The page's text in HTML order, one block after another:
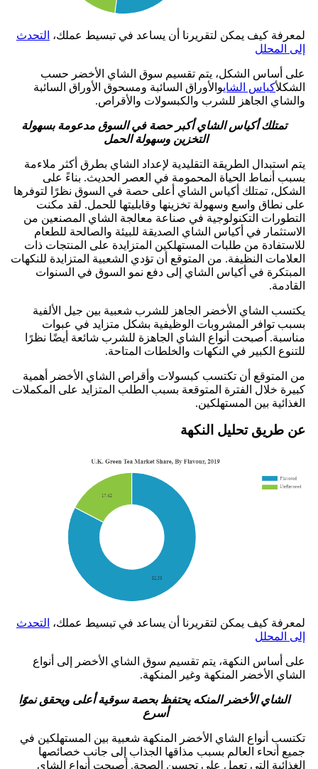
لمعرفة كيف يمكن لتقريرنا أن يساعد في تبسيط عملك،التحدث
إلى المحلل
على أساس الشكل، يتم تقسيم سوق الشاي الأخضر حسب
الشكلأكياس الشايوالأوراق السائبة ومسحوق الأوراق السائبة
والشاي الجاهز للشرب والكبسولات والأقراص.
تمتلك أكياس الشاي أكبر حصة في السوق مدعومة بسهولة
التخزين وسهولة الحمل
يتم استبدال الطريقة التقليدية لإعداد الشاي بطرق أكثر ملاءمة
بسبب أنماط الحياة المحمومة في العصر الحديث. بناءً على
الشكل، تمتلك أكياس الشاي أعلى حصة في السوق نظرًا لتوفرها
على نطاق واسع وسهولة تخزينها وقابليتها للحمل. لقد مكنت
التطورات التكنولوجية في صناعة معالجة الشاي المصنعين من
الاستثمار في أكياس الشاي الصديقة للبيئة والصالحة للطعام
للاستفادة من طلبات المستهلكين المتزايدة على المنتجات ذات
العلامات النظيفة. من المتوقع أن تؤدي الشعبية المتزايدة للنكهات
المبتكرة في أكياس الشاي إلى دفع نمو السوق في السنوات
القادمة.
يكتسب الشاي الأخضر الجاهز للشرب شعبية بين جيل الألفية
بسبب توافر المشروبات الوظيفية بشكل متزايد في عبوات
مناسبة. أصبحت أنواع الشاي الجاهزة للشرب شائعة أيضًا نظرًا
للتنوع الكبير في النكهات والخلطات المتاحة.
من المتوقع أن تكتسب كبسولات وأقراص الشاي الأخضر أهمية
كبيرة خلال الفترة المتوقعة بسبب الطلب المتزايد على المكملات
الغذائية بين المستهلكين.
عن طريق تحليل النكهة
لمعرفة كيف يمكن لتقريرنا أن يساعد في تبسيط عملك،التحدث
إلى المحلل
على أساس النكهة، يتم تقسيم سوق الشاي الأخضر إلى أنواع
الشاي الأخضر المنكهة وغير المنكهة.
الشاي الأخضر المنكه يحتفظ بحصة سوقية أعلى ويحقق نموًا
أسرع
تكتسب أنواع الشاي الأخضر المنكهة شعبية بين المستهلكين في
جميع أنحاء العالم بسبب مذاقها الجذاب إلى جانب خصائصها
الغذائية التي تعمل على تحسين الصحة. أصبحت أنواع الشاي